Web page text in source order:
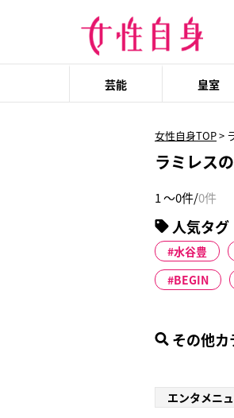
芸能 皇室
女性自身TOP>
ラミレス
1 ～0件/0件
人気タグ
水谷豊
BEGIN
その他カ
エンタメニ